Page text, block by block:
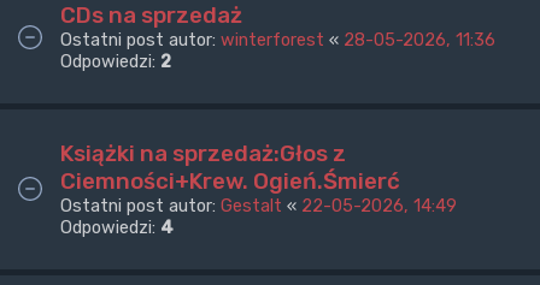
CDs na sprzedaż
Ostatni post autor: winterforest « 28-05-2026, 11:36
Odpowiedzi: 2
Książki na sprzedaż:Głos z
Ciemności+Krew. Ogień.Śmierć
Ostatni post autor: Gestalt « 22-05-2026, 14:49
Odpowiedzi: 4